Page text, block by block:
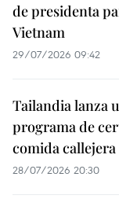
de presidenta
Vietnam
29/07/2026 09:42
Tailandia lanza
programa de
comida callejera
28/07/2026 20:30